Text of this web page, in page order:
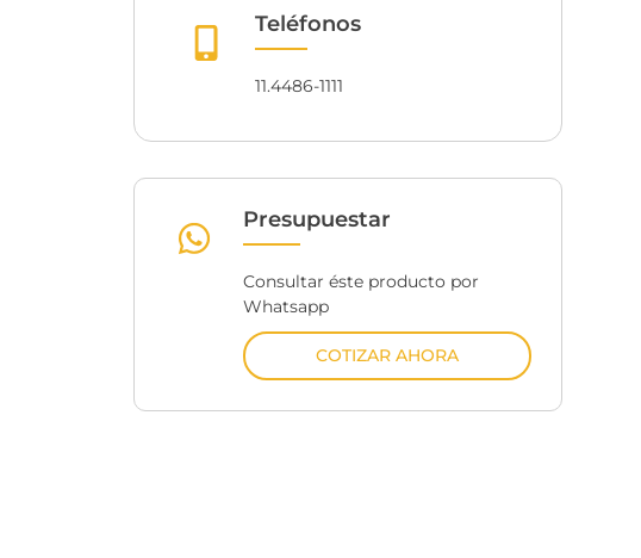
Teléfonos
11.4486-1111
Presupuestar
Consultar éste producto por
Whatsapp
COTIZAR AHORA